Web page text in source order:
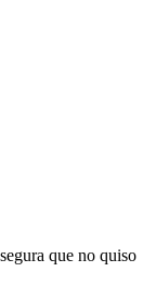
que no quiso